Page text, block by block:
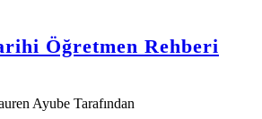
Öğretmen Rehberi
Ayube Tarafından